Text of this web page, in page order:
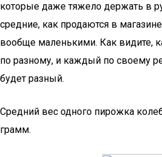
которые даже тяжело держать в
средние, как продаются в
вообще маленькими. Как видите,
по разному, и каждый по своему
будет разный.
Средний вес одного пирожка
грамм.